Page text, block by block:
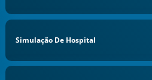
Simulação De Hospital